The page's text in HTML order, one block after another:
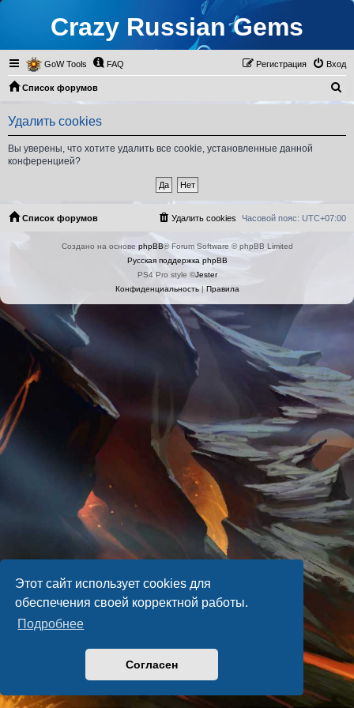
Этот сайт использует cookies для
обеспечения своей корректной работы.
Подробнее
Согласен
Crazy Russian Gems
GoW Tools FAQ Вход
Регистрация
Список форумов
о
Удалить cookies
Вы уверены, что хотите удалить все cookie, установленные данной
конференцией?
Список форумов Часовой пояс: UTC+07:00
Удалить cookies
Создано на основе phpBB® Forum Software © phpBB Limited
Русская поддержка phpBB
PS4 Pro style ©Jester
Конфиденциальность| Правила